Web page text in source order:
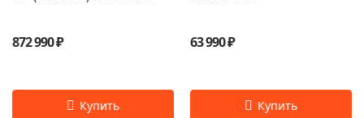
872 990 ₽ 63 990 ₽